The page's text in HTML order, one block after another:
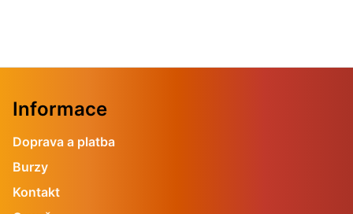
Informace
Doprava a platba
Burzy
Kontakt